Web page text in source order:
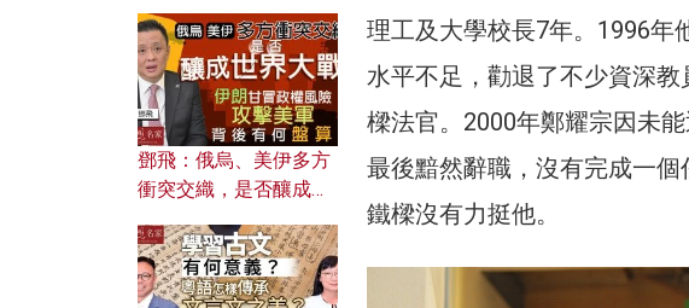
理工及大學校長7年。1996年
水平不足，勸退了不少資深
樑法官。2000年鄭耀宗因未
最後黯然辭職，沒有完成一
鐵樑沒有力挺他。
鄧飛：俄烏、美伊多方
衝突交織，是否釀成世
風險攻擊美軍，背後有
何盤算？